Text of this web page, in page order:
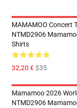
MAMAMOO Concert
NTMD2906
Shirts
32,20 €$35
Mamamoo 2026
NTMD2906